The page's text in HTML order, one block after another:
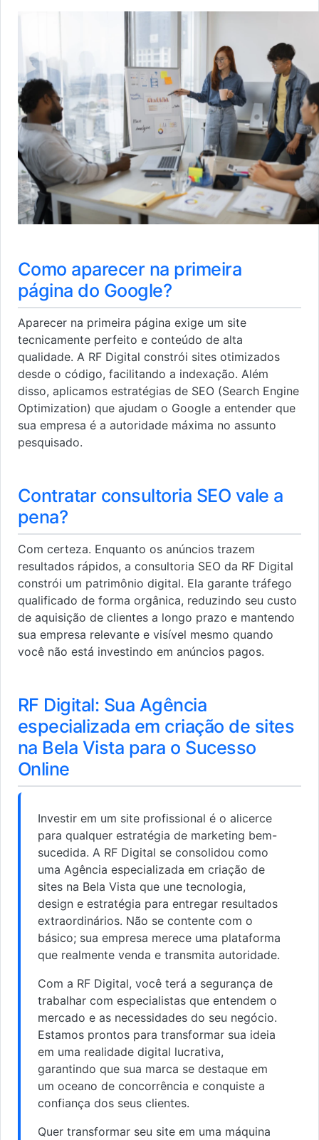
Como aparecer na primeira
página do Google?
Aparecer na primeira página exige um site
tecnicamente perfeito e conteúdo de alta
qualidade. A RF Digital constrói sites otimizados
desde o código, facilitando a indexação. Além
disso, aplicamos estratégias de SEO (Search Engine
Optimization) que ajudam o Google a entender que
sua empresa é a autoridade máxima no assunto
pesquisado.
Contratar consultoria SEO vale a
pena?
Com certeza. Enquanto os anúncios trazem
resultados rápidos, a consultoria SEO da RF Digital
constrói um patrimônio digital. Ela garante tráfego
qualificado de forma orgânica, reduzindo seu custo
de aquisição de clientes a longo prazo e mantendo
sua empresa relevante e visível mesmo quando
você não está investindo em anúncios pagos.
RF Digital: Sua Agência
especializada em criação de sites
na Bela Vista para o Sucesso
Online
Investir em um site profissional é o alicerce
para qualquer estratégia de marketing bem-
sucedida. A RF Digital se consolidou como
uma Agência especializada em criação de
sites na Bela Vista que une tecnologia,
design e estratégia para entregar resultados
extraordinários. Não se contente com o
básico; sua empresa merece uma plataforma
que realmente venda e transmita autoridade.
Com a RF Digital, você terá a segurança de
trabalhar com especialistas que entendem o
mercado e as necessidades do seu negócio.
Estamos prontos para transformar sua ideia
em uma realidade digital lucrativa,
garantindo que sua marca se destaque em
um oceano de concorrência e conquiste a
confiança dos seus clientes.
Quer transformar seu site em uma máquina